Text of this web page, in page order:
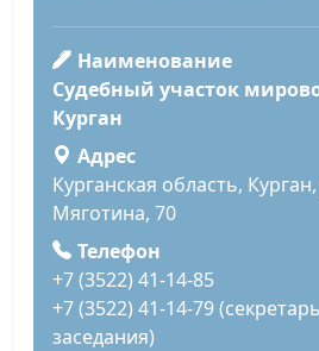
Наименование
Судебный участок
Курган
Адрес
Курганская область,
Мяготина, 70
Телефон
+7 (3522) 41-14-85
+7 (3522) 41-14-79
заседания)